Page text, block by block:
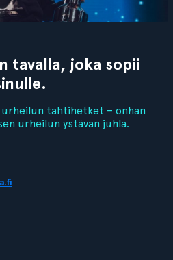
tavalla, joka sopii
urheilun tähtihetket – onhan
urheilun ystävän juhla.